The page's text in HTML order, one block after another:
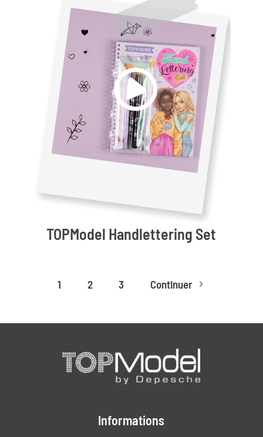
TOPModel Handlettering Set
1 2 3 Continuer 5
Informations